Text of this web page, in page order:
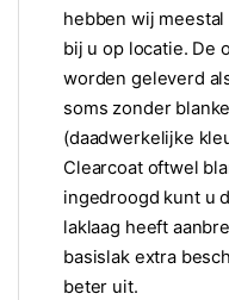
hebben wij
bij u op locatie. De
worden geleverd
soms zonder
(daadwerkelijke
Clearcoat oftwel
ingedroogd kunt u
laklaag heeft
basislak extra
beter uit.